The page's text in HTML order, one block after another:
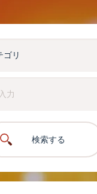
検索する